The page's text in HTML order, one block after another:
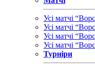
Усі матчі
Усі матчі
Усі матчі
Усі матчі
Турніри